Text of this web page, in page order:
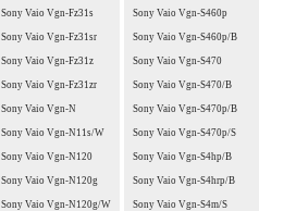
Sony Vaio Vgn-Fz31s
Sony Vaio Vgn-Fz31sr
Sony Vaio Vgn-Fz31z
Sony Vaio Vgn-Fz31zr
Sony Vaio Vgn-N
Sony Vaio Vgn-N11s/W
Sony Vaio Vgn-N120
Sony Vaio Vgn-N120g
Sony Vaio Vgn-N120g/W
Sony Vaio Vgn-S460p
Sony Vaio Vgn-S460p/B
Sony Vaio Vgn-S470
Sony Vaio Vgn-S470/B
Sony Vaio Vgn-S470p/B
Sony Vaio Vgn-S470p/S
Sony Vaio Vgn-S4hp/B
Sony Vaio Vgn-S4hrp/B
Sony Vaio Vgn-S4m/S